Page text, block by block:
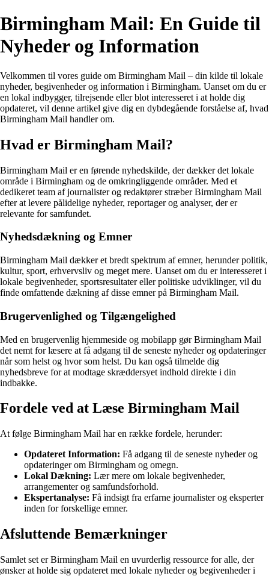
Birmingham Mail: En Guide til
Nyheder og Information
Velkommen til vores guide om Birmingham Mail – din kilde til lokale
nyheder, begivenheder og information i Birmingham. Uanset om du er
en lokal indbygger, tilrejsende eller blot interesseret i at holde dig
opdateret, vil denne artikel give dig en dybdegående forståelse af, hvad
Birmingham Mail handler om.
Hvad er Birmingham Mail?
Birmingham Mail er en førende nyhedskilde, der dækker det lokale
område i Birmingham og de omkringliggende områder. Med et
dedikeret team af journalister og redaktører stræber Birmingham Mail
efter at levere pålidelige nyheder, reportager og analyser, der er
relevante for samfundet.
Nyhedsdækning og Emner
Birmingham Mail dækker et bredt spektrum af emner, herunder politik,
kultur, sport, erhvervsliv og meget mere. Uanset om du er interesseret i
lokale begivenheder, sportsresultater eller politiske udviklinger, vil du
finde omfattende dækning af disse emner på Birmingham Mail.
Brugervenlighed og Tilgængelighed
Med en brugervenlig hjemmeside og mobilapp gør Birmingham Mail
det nemt for læsere at få adgang til de seneste nyheder og opdateringer
når som helst og hvor som helst. Du kan også tilmelde dig
nyhedsbreve for at modtage skræddersyet indhold direkte i din
indbakke.
Fordele ved at Læse Birmingham Mail
At følge Birmingham Mail har en række fordele, herunder:
Opdateret Information: Få adgang til de seneste nyheder og
opdateringer om Birmingham og omegn.
Lokal Dækning: Lær mere om lokale begivenheder,
arrangementer og samfundsforhold.
Ekspertanalyse: Få indsigt fra erfarne journalister og eksperter
inden for forskellige emner.
Afsluttende Bemærkninger
Samlet set er Birmingham Mail en uvurderlig ressource for alle, der
ønsker at holde sig opdateret med lokale nyheder og begivenheder i